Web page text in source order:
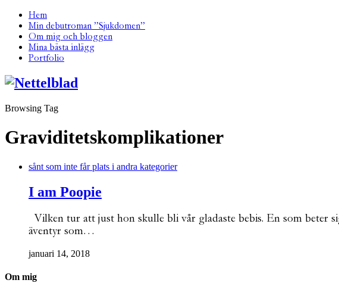
Hem
Min debutroman ”Sjukdomen”
Om mig och bloggen
Mina bästa inlägg
Portfolio
Browsing Tag
Graviditetskomplikationer
sånt som inte får plats i andra kategorier
I am Poopie
Vilken tur att just hon skulle bli vår gladaste bebis. En som beter
äventyr som…
januari 14, 2018
Om mig